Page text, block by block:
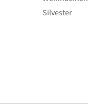
Silvester